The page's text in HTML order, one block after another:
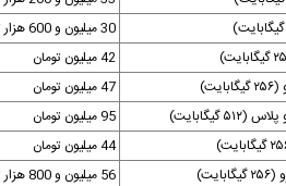
30 میلیون و 600 هزار تومان
42 میلیون تومان
47 میلیون تومان
95 میلیون تومان
44 میلیون تومان
56 میلیون و 800 هزار تومان